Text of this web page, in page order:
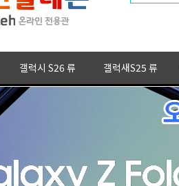
갤럭시 S26 류 갤럭새S25 류